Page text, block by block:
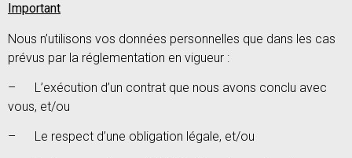
Important
Nous n’utilisons vos données personnelles que dans les cas
prévus par la réglementation en vigueur :
– L’exécution d’un contrat que nous avons conclu avec
vous, et/ou
– Le respect d’une obligation légale, et/ou